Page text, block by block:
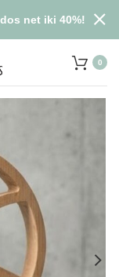
0
net iki 40%!